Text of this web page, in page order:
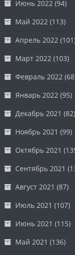
Июнь 2022 (94)
Май 2022 (113)
Апрель 2022
Март 2022 (103)
Февраль 2022
Январь 2022 (95)
Декабрь 2021 (82)
Ноябрь 2021 (99)
Октябрь 2021
Сентябрь 2021
Август 2021 (87)
Июль 2021 (107)
Июнь 2021 (115)
Май 2021 (136)